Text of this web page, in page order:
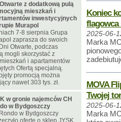
Koniec
flagowca
2025-06-
Marka
MOVA
Twojej
2025-06-
Marka
z dodatkową pulą
mieszkań i
inwestycyjnych
Murapol
7-8 sierpnia Grupa
zaprasza do swoich
Otwarte, podczas
mogli skorzystać z
i apartamentów
Ofertą specjalną.
promocją można
nawet 303 tys. zł.
w gronie najemców CH
w Bydgoszczy
w Bydgoszczy
ofertę o sklep JYSK.